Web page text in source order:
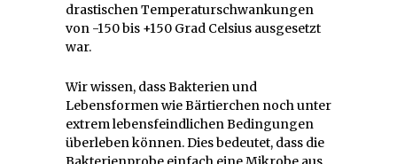
drastischen Temperaturschwankungen
von -150 bis +150 Grad Celsius ausgesetzt
war.
Wir wissen, dass Bakterien und
Lebensformen wie Bärtierchen noch unter
extrem lebensfeindlichen Bedingungen
überleben können. Dies bedeutet, dass die